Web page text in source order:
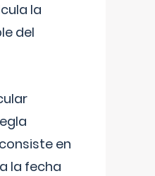
la
del
en
la fecha